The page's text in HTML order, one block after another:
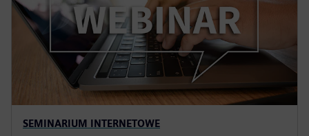
SEMINARIUM INTERNETOWE